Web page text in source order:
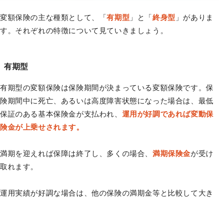
変額保険の主な種類として、「有期型 」と「終身型 」がありま
す。それぞれの特徴について見ていきましょう。
有期型
有期型の変額保険は保険期間が決まっている変額保険です。保
険期間中に死亡、あるいは高度障害状態になった場合は、最低
保証のある基本保険金が支払われ、 運用が好調であれば変動保
険金が上乗せされます。
満期を迎えれば保障は終了し、多くの場合、 満期保険金が受け
取れます。
運用実績が好調な場合は、他の保険の満期金等と比較して大き